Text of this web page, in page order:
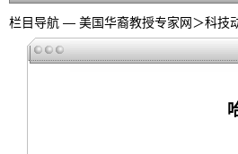
栏目导航 — 美国华裔教授专家网＞科技